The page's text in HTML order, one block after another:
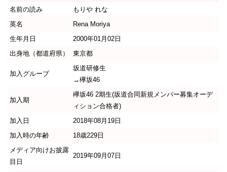
名前の読み
もりや れな
英名
Rena Moriya
生年月日
2000年01月02日
出身地（都道府県）
東京都
加入グループ
坂道研修生
→欅坂46
加入期
欅坂46 2期生(坂道合同新規メンバー募集オーデ
ィション合格者)
加入日
2018年08月19日
加入時の年齢
18歳229日
メディア向けお披露
目日
2019年09月07日